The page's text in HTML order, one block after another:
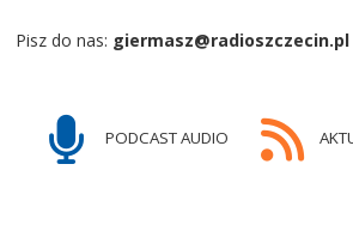
Pisz do nas: giermasz@radioszczecin.pl
PODCAST AUDIO